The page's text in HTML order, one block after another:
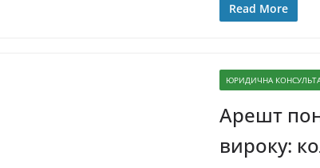
Read More
ЮРИДИЧНА
Арешт
вироку: